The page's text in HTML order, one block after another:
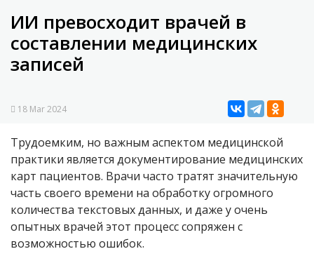
ИИ превосходит врачей в
составлении медицинских
записей
18 Mar 2024
Трудоемким, но важным аспектом медицинской
практики является документирование медицинских
карт пациентов. Врачи часто тратят значительную
часть своего времени на обработку огромного
количества текстовых данных, и даже у очень
опытных врачей этот процесс сопряжен с
возможностью ошибок.